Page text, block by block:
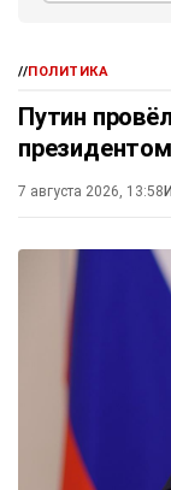
//ПОЛИТИКА
Путин
7 августа 2026, 13:58